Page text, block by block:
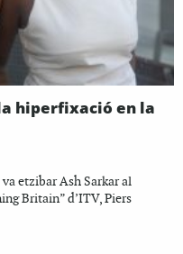
hiperfixació en la
etzibar Ash Sarkar al
Britain” d’ITV, Piers